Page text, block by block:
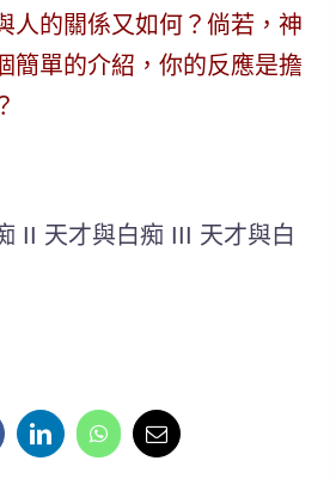
人的關係又如何？倘若，神
簡單的介紹，你的反應是擔
II 天才與白痴 III 天才與白